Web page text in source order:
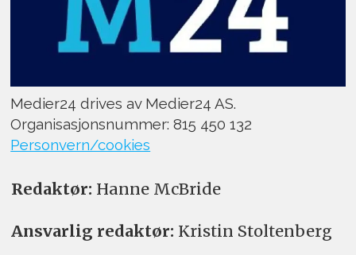
Medier24 drives av Medier24 AS.
Organisasjonsnummer: 815 450 132
Personvern/cookies
Redaktør: Hanne McBride
Ansvarlig redaktør: Kristin Stoltenberg